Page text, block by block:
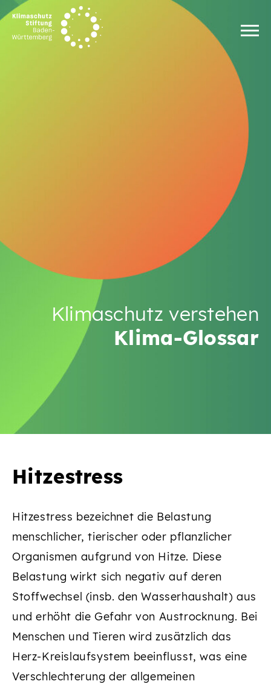
Zum Inhalt springen
Klimaschutz verstehen
Klima-Glossar
Hitzestress
Hitzestress bezeichnet die Belastung
menschlicher, tierischer oder pflanzlicher
Organismen aufgrund von Hitze. Diese
Belastung wirkt sich negativ auf deren
Stoffwechsel (insb. den Wasserhaushalt) aus
und erhöht die Gefahr von Austrocknung. Bei
Menschen und Tieren wird zusätzlich das
Herz-Kreislaufsystem beeinflusst, was eine
Verschlechterung der allgemeinen